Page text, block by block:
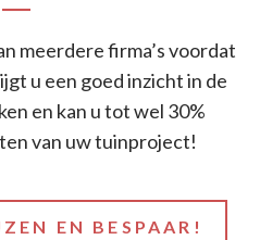
meerdere firma’s voordat
u een goed inzicht in de
en kan u tot wel 30%
van uw tuinproject!
EN BESPAAR!